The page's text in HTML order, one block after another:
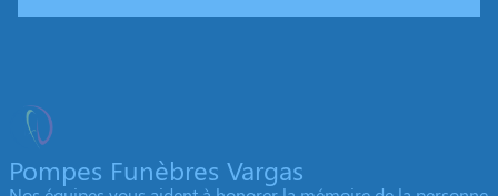
Pompes Funèbres Vargas